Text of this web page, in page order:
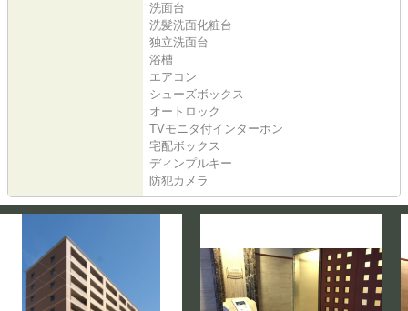
洗面台
洗髪洗面化粧台
独立洗面台
浴槽
エアコン
シューズボックス
オートロック
TVモニタ付インターホン
宅配ボックス
ディンプルキー
防犯カメラ